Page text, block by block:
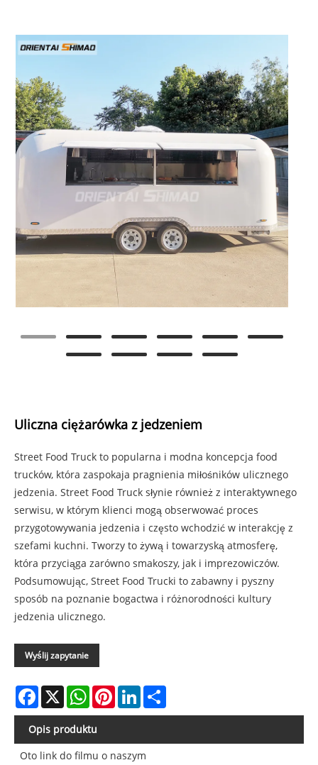
Uliczna ciężarówka z jedzeniem
Street Food Truck to popularna i modna koncepcja food
trucków, która zaspokaja pragnienia miłośników ulicznego
jedzenia. Street Food Truck słynie również z interaktywnego
serwisu, w którym klienci mogą obserwować proces
przygotowywania jedzenia i często wchodzić w interakcję z
szefami kuchni. Tworzy to żywą i towarzyską atmosferę,
która przyciąga zarówno smakoszy, jak i imprezowiczów.
Podsumowując, Street Food Trucki to zabawny i pyszny
sposób na poznanie bogactwa i różnorodności kultury
jedzenia ulicznego.
Wyślij zapytanie
Facebook
X WhatsAppPinterestLinkedIn
Opis produktu
Oto link do filmu o naszym